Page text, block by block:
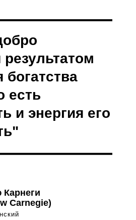
результатом
богатства
есть
и энергия его
Carnegie)